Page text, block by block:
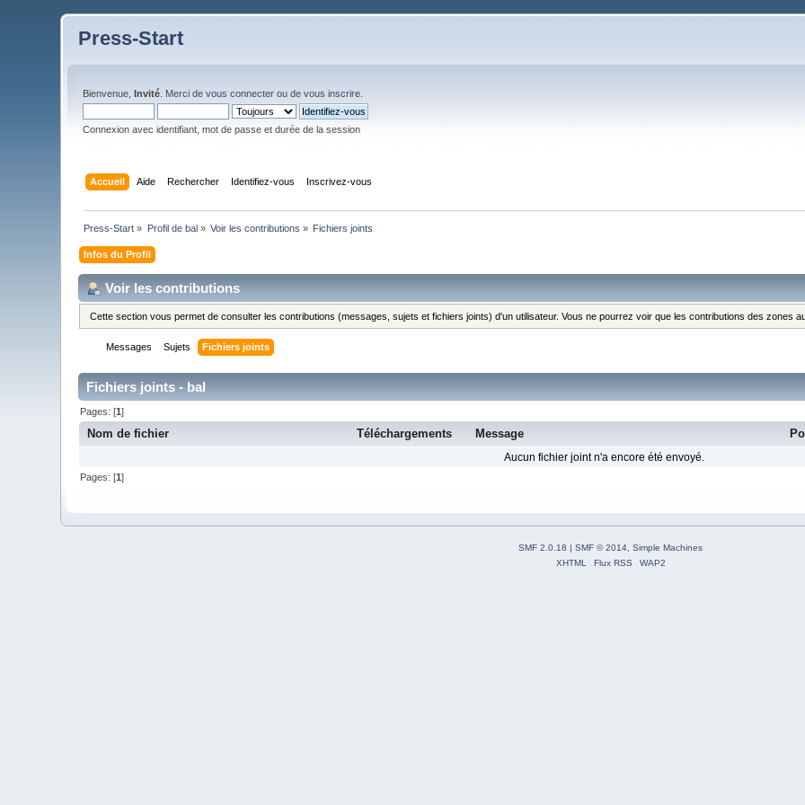
Press-Start
Bienvenue,Invité . Merci devous connecter ou devous inscrire
Connexion avec identifiant, mot de passe et durée de la session
Accueil Aide Rechercher Identifiez-vous Inscrivez-vous
Press-Start » Profil de bal» Voir les contributions » Fichiers joints
Infos du Profil
Voir les contributions
Cette section vous permet de consulter les contributions (messages, sujets et fichiers joints) d'un utilisateur. Vous ne pourrez voir que les contributions des zones
Messages Sujets Fichiers joints
Fichiers joints - bal
Pages: [1]
Nom de fichier Téléchargements Message
Aucun fichier joint n'a encore été envoyé.
Pages: [1]
SMF 2.0.18 | SMF © 2014 Simple Machines
XHTML
Flux RSS WAP2